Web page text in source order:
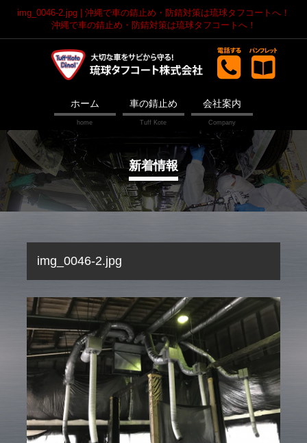
img_0046-2.jpg | 沖縄で車の錆止め・防錆対策は琉球タフコートへ！
沖縄で車の錆止め・防錆対策は琉球タフコートへ！
ホーム 車の錆止め 会社案内
新着情報
img_0046-2.jpg